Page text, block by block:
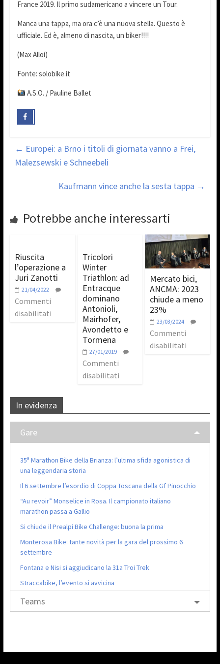
France 2019. Il primo sudamericano a vincere un Tour.
Manca una tappa, ma ora c’è una nuova stella. Questo è
ufficiale. Ed è, almeno di nascita, un biker!!!!
(Max Alloi)
Fonte: solobike.it
A.S.O. / Pauline Ballet
← Europei: a Brno i titoli di giornata vanno a Frei,
Malezsewski e Schneebeli
Kaufmann vince anche la sesta tappa →
Potrebbe anche interessarti
Riuscita
l’operazione a
Juri Zanotti
21/04/2022
Commenti
disabilitati
Tricolori
Winter
Triathlon: ad
Entracque
dominano
Antonioli,
Mairhofer,
Avondetto e
Tormena
27/01/2019
Commenti
disabilitati
Mercato bici,
ANCMA: 2023
chiude a meno
23%
23/03/2024
Commenti
disabilitati
In evidenza
Gare
35ª Marathon Bike della Brianza: l’ultima sfida agonistica di
una leggendaria storia
Il 6 settembre l’esordio di Coppa Toscana della Gf Pinocchio
“Au revoir” Monselice in Rosa. Il campionato italiano
marathon passa a Gallio
Si chiude il Prealpi Bike Challenge: buona la prima
Monterosa Bike: tante novità per la gara del prossimo 6
settembre
Fontana e Nisi si aggiudicano la 31a Troi Trek
Straccabike, l’evento si avvicina
Teams